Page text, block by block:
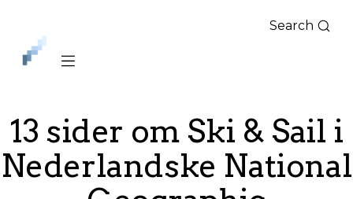
iLag
Nord
Norge
Search
13 sider om Ski & Sail i
Nederlandske National